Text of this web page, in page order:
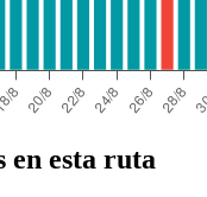
en esta ruta